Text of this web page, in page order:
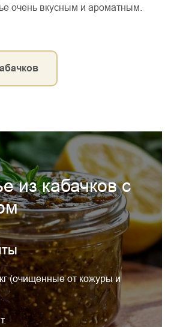
очень вкусным и ароматным.
из кабачков с
(очищенные от кожуры и